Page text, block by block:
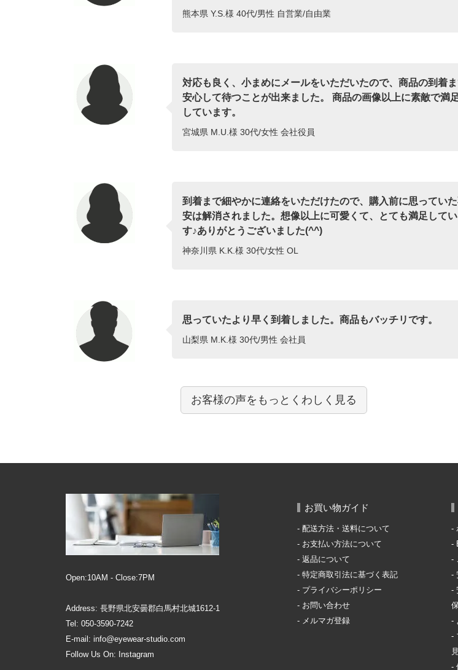
熊本県 Y.S.様 40代/男性 自営業/自由業
対応も良く、小まめにメールをいただいたので、商品の到着
安心して待つことが出来ました。 商品の画像以上に素敵で満足
しています。
宮城県 M.U.様 30代/女性 会社役員
到着まで細やかに連絡をいただけたので、購入前に思ってい
安は解消されました。想像以上に可愛くて、とても満足してい
す♪ありがとうございました(^^)
神奈川県 K.K.様 30代/女性 OL
思っていたより早く到着しました。商品もバッチリです。
山梨県 M.K.様 30代/男性 会社員
お客様の声をもっとくわしく見る
Open:10AM - Close:7PM
Address: 長野県北安曇郡白馬村北城1612-1
Tel: 050-3590-7242
E-mail: info@eyewear-studio.com
Follow Us On:
Instagram
お買い物ガイド
配送方法・送料について
お支払い方法について
返品について
特定商取引法に基づく表記
プライバシーポリシー
お問い合わせ
メルマガ登録